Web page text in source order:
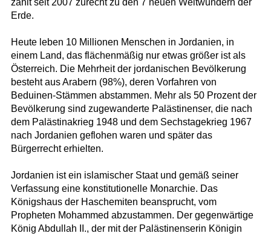
zählt seit 2007 zurecht zu den 7 neuen Weltwundern der
Erde.
Heute leben 10 Millionen Menschen in Jordanien, in
einem Land, das flächenmäßig nur etwas größer ist als
Österreich. Die Mehrheit der jordanischen Bevölkerung
besteht aus Arabern (98%), deren Vorfahren von
Beduinen-Stämmen abstammen. Mehr als 50 Prozent der
Bevölkerung sind zugewanderte Palästinenser, die nach
dem Palästinakrieg 1948 und dem Sechstagekrieg 1967
nach Jordanien geflohen waren und später das
Bürgerrecht erhielten.
Jordanien ist ein islamischer Staat und gemäß seiner
Verfassung eine konstitutionelle Monarchie. Das
Königshaus der Haschemiten beansprucht, vom
Propheten Mohammed abzustammen. Der gegenwärtige
König Abdullah II., der mit der Palästinenserin Königin